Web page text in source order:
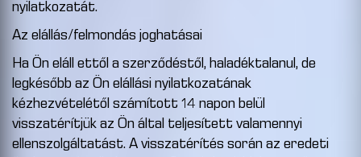
nyilatkozatát.
Az elállás/felmondás joghatásai
Ha Ön eláll ettől a szerződéstől, haladéktalanul, de
legkésőbb az Ön elállási nyilatkozatának
kézhezvételétől számított 14 napon belül
visszatérítjük az Ön által teljesített valamennyi
ellenszolgáltatást. A visszatérítés során az eredeti